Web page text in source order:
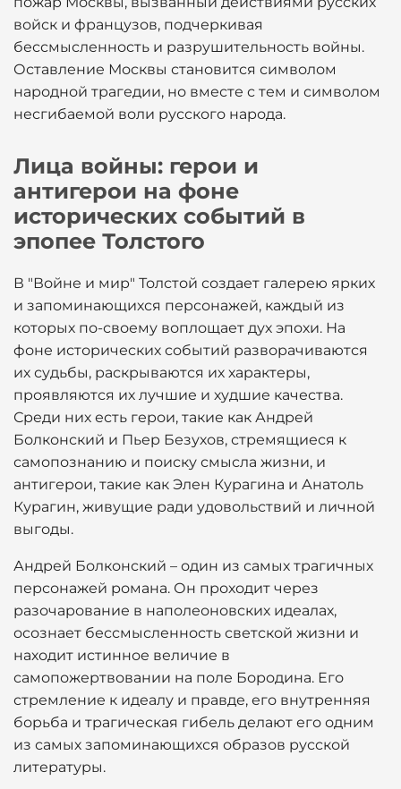
войск и французов, подчеркивая
бессмысленность и разрушительность войны.
Оставление Москвы становится символом
народной трагедии, но вместе с тем и символом
несгибаемой воли русского народа.
Лица войны: герои и
антигерои на фоне
исторических событий в
эпопее Толстого
В "Войне и мир" Толстой создает галерею ярких
и запоминающихся персонажей, каждый из
которых по-своему воплощает дух эпохи. На
фоне исторических событий разворачиваются
их судьбы, раскрываются их характеры,
проявляются их лучшие и худшие качества.
Среди них есть герои, такие как Андрей
Болконский и Пьер Безухов, стремящиеся к
самопознанию и поиску смысла жизни, и
антигерои, такие как Элен Курагина и Анатоль
Курагин, живущие ради удовольствий и личной
выгоды.
Андрей Болконский – один из самых трагичных
персонажей романа. Он проходит через
разочарование в наполеоновских идеалах,
осознает бессмысленность светской жизни и
находит истинное величие в
самопожертвовании на поле Бородина. Его
стремление к идеалу и правде, его внутренняя
борьба и трагическая гибель делают его одним
из самых запоминающихся образов русской
литературы.